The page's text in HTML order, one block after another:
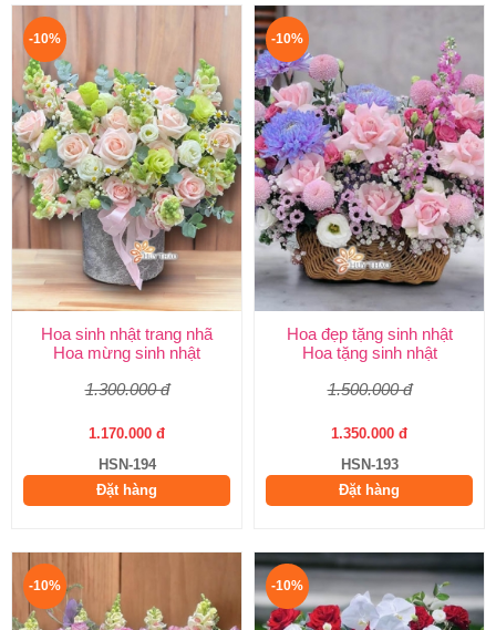
-10%
Hoa sinh nhật trang nhã
Hoa mừng sinh nhật
1.300.000 đ
1.170.000 đ
HSN-194
Đặt hàng
-10%
Hoa đẹp tặng sinh nhật
Hoa tặng sinh nhật
1.500.000 đ
1.350.000 đ
HSN-193
Đặt hàng
-10% -10%